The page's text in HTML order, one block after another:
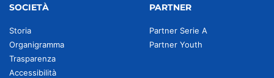
SOCIETÀ
Storia
Organigramma
Trasparenza
Accessibilità
PARTNER
Partner Serie A
Partner Youth